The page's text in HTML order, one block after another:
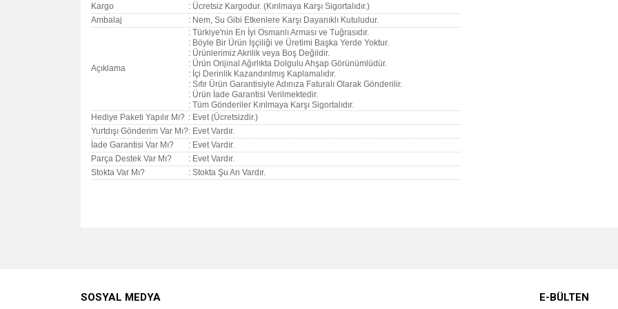
Kargo
: Ücretsiz Kargodur. (Kırılmaya Karşı Sigortalıdır.)
Ambalaj
: Nem, Su Gibi Etkenlere Karşı Dayanıklı Kutuludur.
Açıklama
: Türkiye'nin En İyi Osmanlı Arması ve Tuğrasıdır.
: Böyle Bir Ürün İşçiliği ve Üretimi Başka Yerde Yoktur.
: Ürünlerimiz Akrilik veya Boş Değildir.
: Ürün Orijinal Ağırlıkta Dolgulu Ahşap Görünümlüdür.
: İçi Derinlik Kazandırılmış Kaplamalıdır.
: Sıfır Ürün Garantisiyle Adınıza Faturalı Olarak Gönderilir.
: Ürün İade Garantisi Verilmektedir.
: Tüm Gönderiler Kırılmaya Karşı Sigortalıdır.
Hediye Paketi Yapılır Mı? : Evet (Ücretsizdir.)
Yurtdışı Gönderim Var Mı?: Evet Vardır.
İade Garantisi Var Mı?
: Evet Vardır.
Parça Destek Var Mı?
: Evet Vardır.
Stokta Var Mı?
: Stokta Şu An Vardır.
Ürün açıklamasında eksik bilgiler bulunuyor.
SOSYAL MEDYA E-BÜLTEN